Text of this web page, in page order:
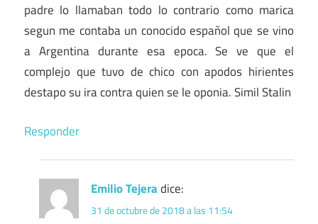
padre lo llamaban todo lo contrario como marica
segun me contaba un conocido español que se vino
a Argentina durante esa epoca. Se ve que el
complejo que tuvo de chico con apodos hirientes
destapo su ira contra quien se le oponia. Simil Stalin
Responder
Emilio Tejera dice:
31 de octubre de 2018 a las 11:54